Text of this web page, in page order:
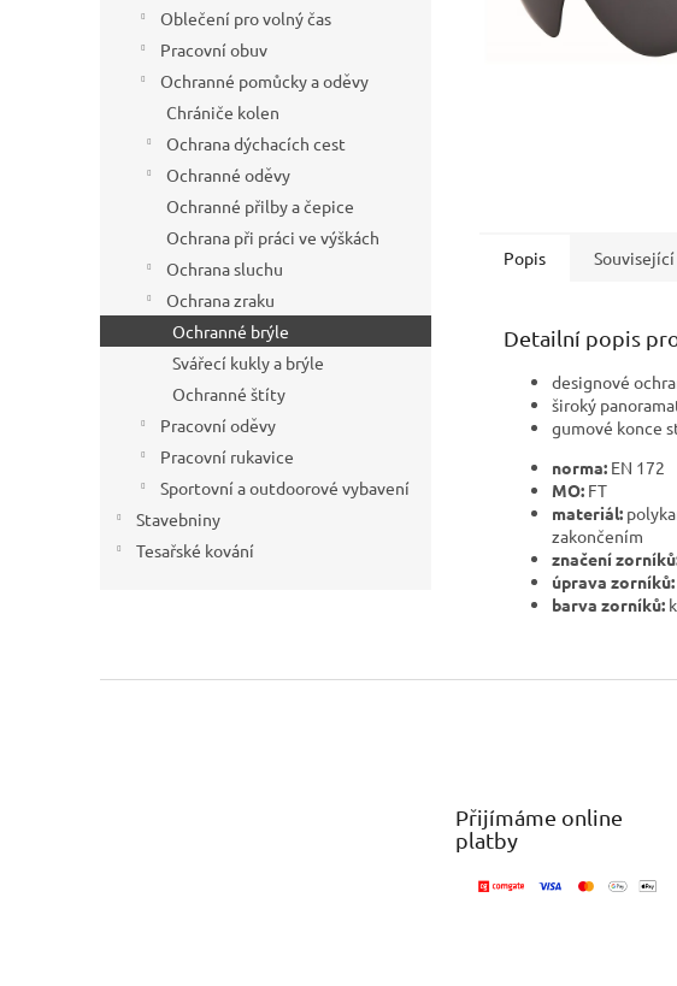
Oblečení pro volný čas
Pracovní obuv
Ochranné pomůcky a oděvy
Chrániče kolen
Ochrana dýchacích cest
Ochranné oděvy
Ochranné přilby a čepice
Ochrana při práci ve výškách
Ochrana sluchu
Ochrana zraku
Ochranné brýle
Svářecí kukly a brýle
Ochranné štíty
Pracovní oděvy
Pracovní rukavice
Sportovní a outdoorové vybavení
Stavebniny
Tesařské kování
Popis
Detailní popis
designové
široký
gumové konce
norma: EN 172
MO: FT
materiál:
zakončením
značení
úprava zorníků:
barva zorníků:
Přijímáme online
platby